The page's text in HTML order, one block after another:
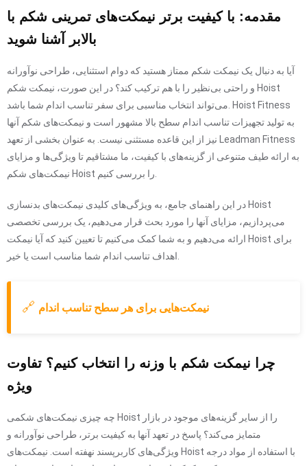
مقدمه: با کیفیت برتر نیمکت‌های تمرینی شکم با
بالابر آشنا شوید
آیا به دنبال یک نیمکت شکم ممتاز هستید که دوام استثنایی، طراحی نوآورانه
و راحتی بی‌نظیر را با هم ترکیب کند؟ در این صورت، نیمکت شکم Hoist
می‌تواند انتخاب مناسبی برای سفر تناسب اندام شما باشد. Hoist Fitness
به تولید تجهیزات تناسب اندام سطح بالا مشهور است و نیمکت‌های شکم آنها
نیز از این قاعده مستثنی نیست. به عنوان بخشی از تعهد Leadman Fitness
به ارائه طیف متنوعی از گزینه‌های با کیفیت، ما مشتاقیم تا ویژگی‌ها و مزایای
در این راهنمای جامع، به ویژگی‌های کلیدی نیمکت‌های بدنسازی Hoist
می‌پردازیم، مزایای آنها را مورد بحث قرار می‌دهیم، یک بررسی تخصصی
ارائه می‌دهیم و به شما کمک می‌کنیم تا تعیین کنید که آیا نیمکت Hoist برای
🔗 نیمکت‌هایی برای هر سطح تناسب اندام
چرا نیمکت شکم با وزنه را انتخاب کنیم؟ تفاوت
ویژه
چه چیزی نیمکت‌های شکمی Hoist را از سایر گزینه‌های موجود در بازار
متمایز می‌کند؟ پاسخ در تعهد آنها به کیفیت برتر، طراحی نوآورانه و
ویژگی‌های کاربرپسند نهفته است. نیمکت‌های Hoist با استفاده از مواد درجه